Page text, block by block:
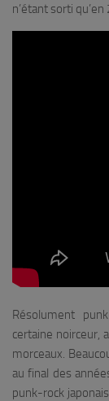
n’étant sorti qu’en
Résolument
certaine noirceur,
morceaux.
au final des
punk-rock